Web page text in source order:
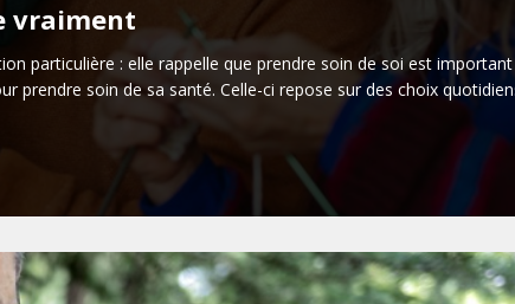
vraiment
particulière : elle rappelle que prendre soin de soi est
prendre soin de sa santé. Celle-ci repose sur des choix